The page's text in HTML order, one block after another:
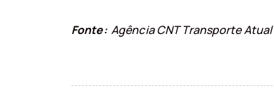
Fonte: Agência CNT Transporte Atual